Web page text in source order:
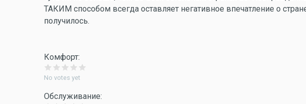
ТАКИМ способом всегда оставляет негативное впечатление о
получилось.
Комфорт:
No votes yet
Обслуживание: